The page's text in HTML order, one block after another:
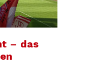
– das